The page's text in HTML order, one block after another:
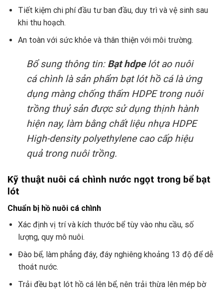
Tiết kiệm chi phí đầu tư ban đầu, duy trì và vệ sinh sau
khi thu hoạch.
An toàn với sức khỏe và thân thiện với môi trường.
Bổ sung thông tin: Bạt hdpelót ao nuôi
cá chình là sản phẩm bạt lót hồ cá là ứng
dụng màng chống thấm HDPE trong nuôi
trồng thuỷ sản được sử dụng thịnh hành
hiện nay, làm bằng chất liệu nhựa HDPE
High-density polyethylene cao cấp hiệu
quả trong nuôi trồng.
Kỹ thuật nuôi cá chình nước ngọt trong bể bạt
lót
Chuẩn bị hồ nuôi cá chình
Xác định vị trí và kích thước bể tùy vào nhu cầu, số
lượng, quy mô nuôi.
Đào bể, làm phẳng đáy, đáy nghiêng khoảng 13 độ để dễ
thoát nước.
Trải đều bạt lót hồ cá lên bể, nên trải thừa lên mép bờ